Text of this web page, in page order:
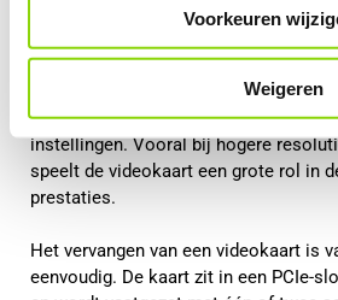
Voorkeuren
Weigeren
onderdeel. Deze verwerkt alle
Wanneer je een krachtigere
zorgen voor hogere framerates en
instellingen. Vooral bij hogere
speelt de videokaart een grote rol in
prestaties.
Het vervangen van een videokaart is
eenvoudig. De kaart zit in een PCIe-